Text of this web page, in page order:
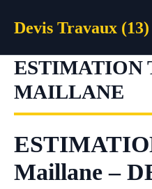
Devis Travaux (13)
ESTIMATION
MAILLANE
Maillane –